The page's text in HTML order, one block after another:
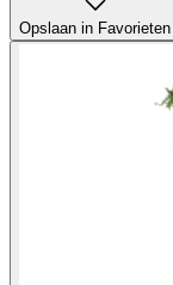
Opslaan in Favorieten